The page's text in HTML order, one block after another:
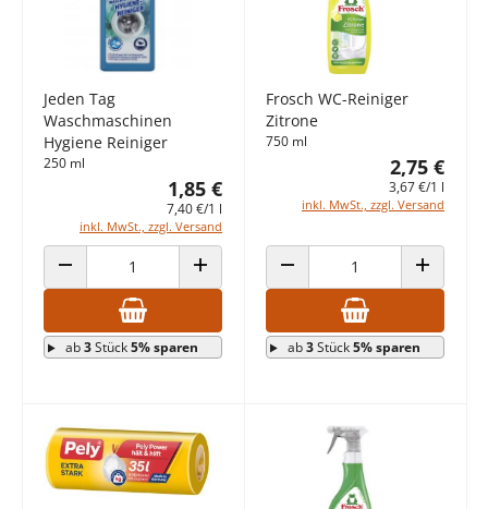
Jeden Tag
Waschmaschinen
Hygiene Reiniger
250 ml
1,85 €
7,40 €/1 l
inkl. MwSt., zzgl. Versand
ANZAHL VERRINGERN ANZAHL ERHÖHEN
ab3Stück5% sparen
Frosch WC-Reiniger
Zitrone
750 ml
2,75 €
3,67 €/1 l
inkl. MwSt., zzgl. Versand
ANZAHL VERRINGERN ANZAHL
ab3Stück5% sparen